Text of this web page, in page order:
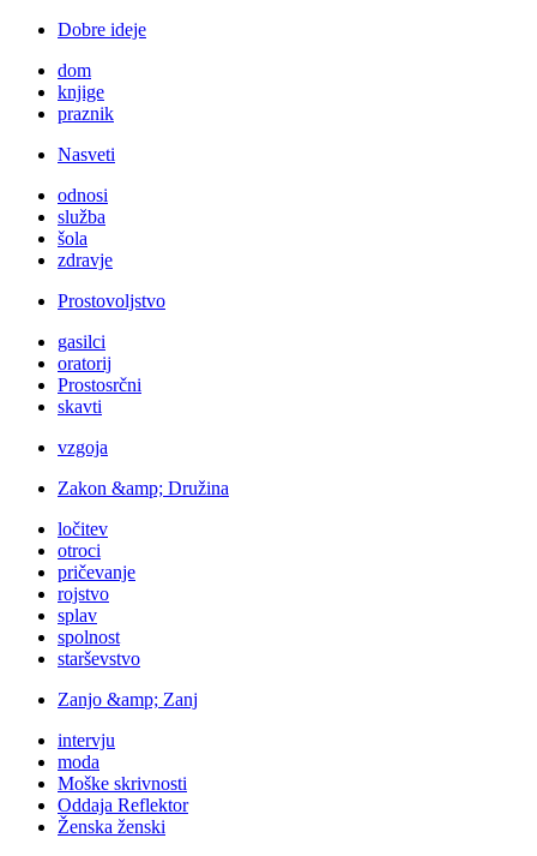
Dobre ideje
dom
knjige
praznik
Nasveti
odnosi
služba
šola
zdravje
Prostovoljstvo
gasilci
oratorij
Prostosrčni
skavti
vzgoja
Zakon &amp; Družina
ločitev
otroci
pričevanje
rojstvo
splav
spolnost
starševstvo
Zanjo &amp; Zanj
intervju
moda
Moške skrivnosti
Oddaja Reflektor
Ženska ženski